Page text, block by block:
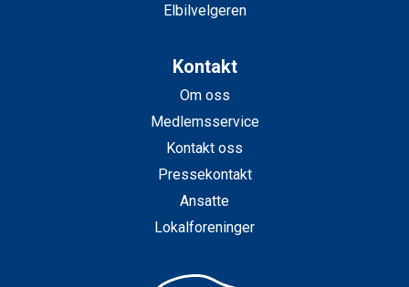
Elbilvelgeren
Kontakt
Om oss
Medlemsservice
Kontakt oss
Pressekontakt
Ansatte
Lokalforeninger